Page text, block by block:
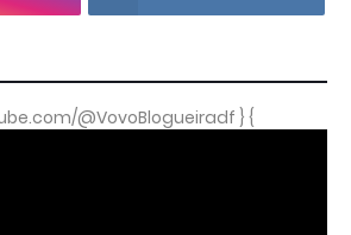
@VovoBlogueiradf } {